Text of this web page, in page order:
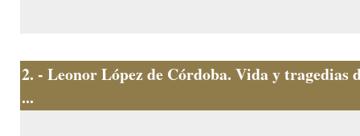
2. - Leonor López de Córdoba. Vida y tragedias
...